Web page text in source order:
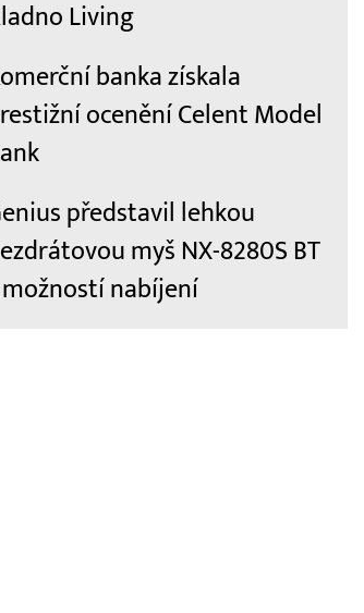
Living
banka získala
ocenění Celent Model
představil lehkou
myš NX-8280S BT
možností nabíjení